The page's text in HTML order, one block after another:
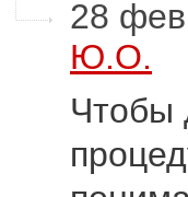
28
Ю.О.
Чтобы